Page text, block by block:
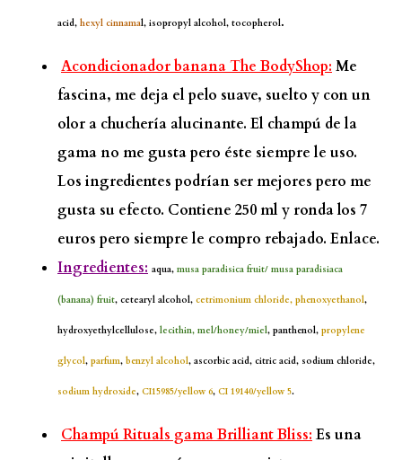
acid, hexyl cinnamal, isopropyl alcohol, tocopherol.
Acondicionador banana The BodyShop: Me
fascina, me deja el pelo suave, suelto y con un
olor a chuchería alucinante. El champú de la
gama no me gusta pero éste siempre le uso.
Los ingredientes podrían ser mejores pero me
gusta su efecto. Contiene 250 ml y ronda los 7
euros pero siempre le compro rebajado. Enlace.
Ingredientes: aqua, musa paradisica fruit/ musa paradisiaca
(banana) fruit, cetearyl alcohol, cetrimonium chloride, phenoxyethanol,
hydroxyethylcellulose, lecithin, mel/honey/miel, panthenol, propylene
glycol, parfum, benzyl alcohol, ascorbic acid, citric acid, sodium chloride,
sodium hydroxide, CI15985/yellow 6, CI 19140/yellow 5.
Champú Rituals gama Brilliant Bliss: Es una